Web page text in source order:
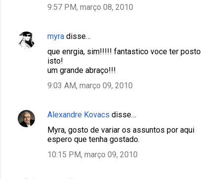
9:57 PM, março 08, 2010
myra disse…
que enrgia, sim!!!!! fantastico voce ter posto
isto!
um grande abraço!!!
9:03 AM, março 09, 2010
Alexandre Kovacs disse…
Myra, gosto de variar os assuntos por aqui
espero que tenha gostado.
10:15 PM, março 09, 2010